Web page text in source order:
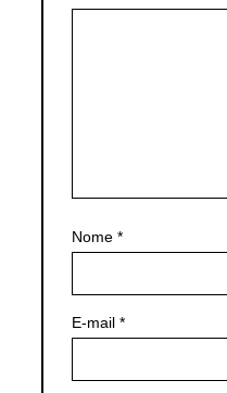
Nome *
E-mail *